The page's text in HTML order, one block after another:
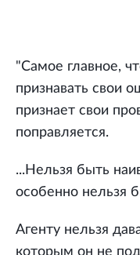
"Самое главное,
признавать свои
признает свои
поправляется.
...Нельзя быть
особенно нельзя
Агенту нельзя
которым он не